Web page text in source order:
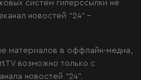
систем гиперссылки не
новостей "24" -
материалов в оффлайн-медиа,
возможно только с
новостей "24".